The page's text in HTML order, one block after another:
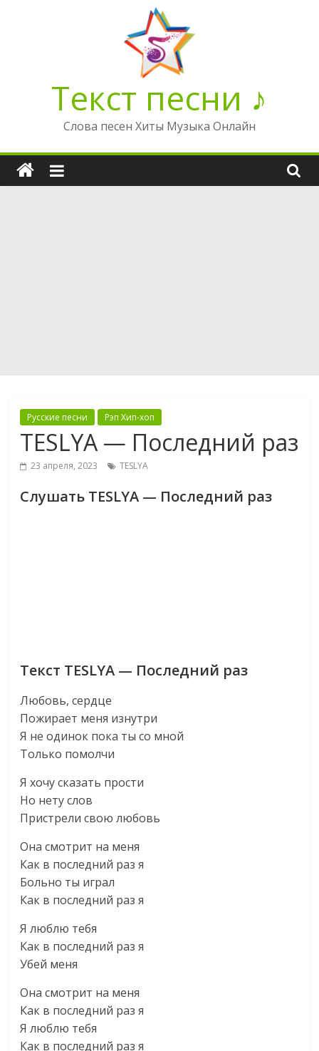
Текст песни ♪
Слова песен Хиты Музыка Онлайн
Русские песни Рэп Хип-хоп
TESLYA — Последний раз
23 апреля, 2023 TESLYA
Слушать TESLYA — Последний раз
Текст TESLYA — Последний раз
Любовь, сердце
Пожирает меня изнутри
Я не одинок пока ты со мной
Только помолчи
Я хочу сказать прости
Но нету слов
Пристрели свою любовь
Она смотрит на меня
Как в последний раз я
Больно ты играл
Как в последний раз я
Я люблю тебя
Как в последний раз я
Убей меня
Она смотрит на меня
Как в последний раз я
Я люблю тебя
Как в последний раз я